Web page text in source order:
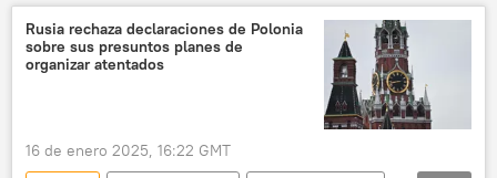
Rusia
Rusia rechaza declaraciones de Polonia
sobre sus presuntos planes de
organizar atentados
16 de enero 2025, 16:22 GMT